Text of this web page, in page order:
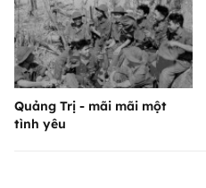
Quảng Trị - mãi mãi một
tình yêu